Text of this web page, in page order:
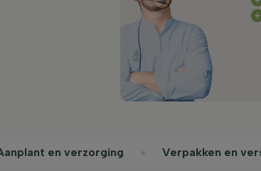
en verzorging Verpakken en